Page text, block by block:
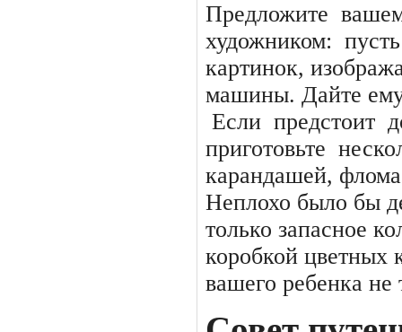
Предложите
художником: пусть
картинок,
машины. Дайте
Если предстоит
приготовьте
карандашей,
Неплохо было бы
только запасное
коробкой цветных
вашего ребенка